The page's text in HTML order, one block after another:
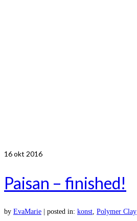
16okt 2016
Paisan – finished!
by EvaMarie posted in: konst, Polymer Clay